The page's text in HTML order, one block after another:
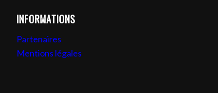
INFORMATIONS
Partenaires
Mentions légales